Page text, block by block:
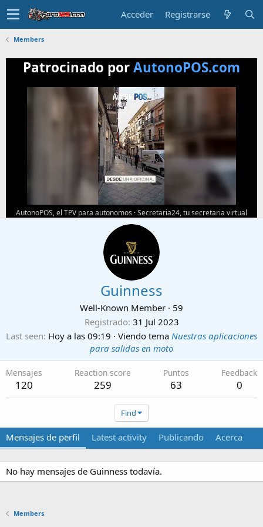
Acceder Registrarse
Members
Patrocinado porAutonoPOS.com
AutonoPOS, el TPV para autonomos ·Secretaria24, tu secretaria virtual
Guinness
Well-Known Member · 59
Registrado 31 Jul 2023
Last seen Hoy a las 09:19 · Viendo tema Nuestras aplicaciones
para salidas en moto
Mensajes
120
Reaction score
259
Puntos
63
Feedback
0
Find
Mensajes de perfil Latest activity Publicando Acerca
No hay mensajes de Guinness todavía.
Members